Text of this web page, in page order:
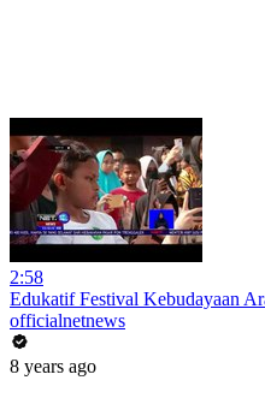
2:58
Edukatif Festival Kebudayaan
officialnetnews
8 years ago